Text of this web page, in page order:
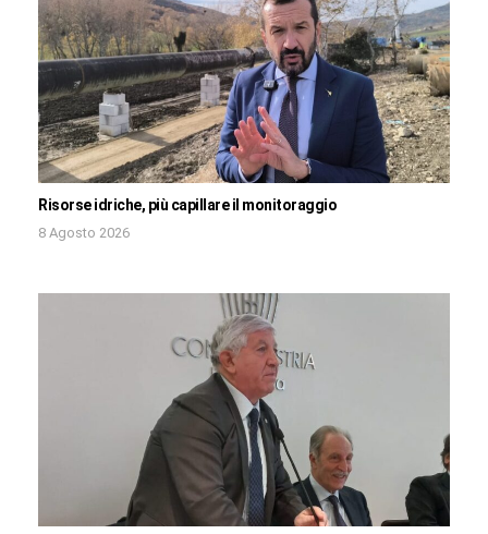
Risorse idriche, più capillare il monitoraggio
8 Agosto 2026